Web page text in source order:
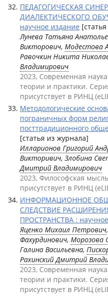
ПЕДАГОГИЧЕСКАЯ
ДИАЛЕКТИЧЕСКОГО
научное издание
Лунева Татьяна
Викторович, Модестова
Равочкин Никита
Владимирович
2023, Современная
теории и практики.
присутствует в РИНЦ
Методологические
пограничных форм
посттрадиционного
[статья из журнала]
Илларионов Григорий
Викторивич, Злобина
Дмитрий Владимирович
2023, Философская мысль
присутствует в РИНЦ
ИНФОРМАЦИОННОЕ
СЛЕДСТВИЕ
ПРОСТРАНСТВА :
Яценко Михаил Петрович
Фахурдинович, Морозова
Галина Васильевна,
Рахинский Дмитрий
2023, Современная
теории и практики.
присутствует в РИНЦ